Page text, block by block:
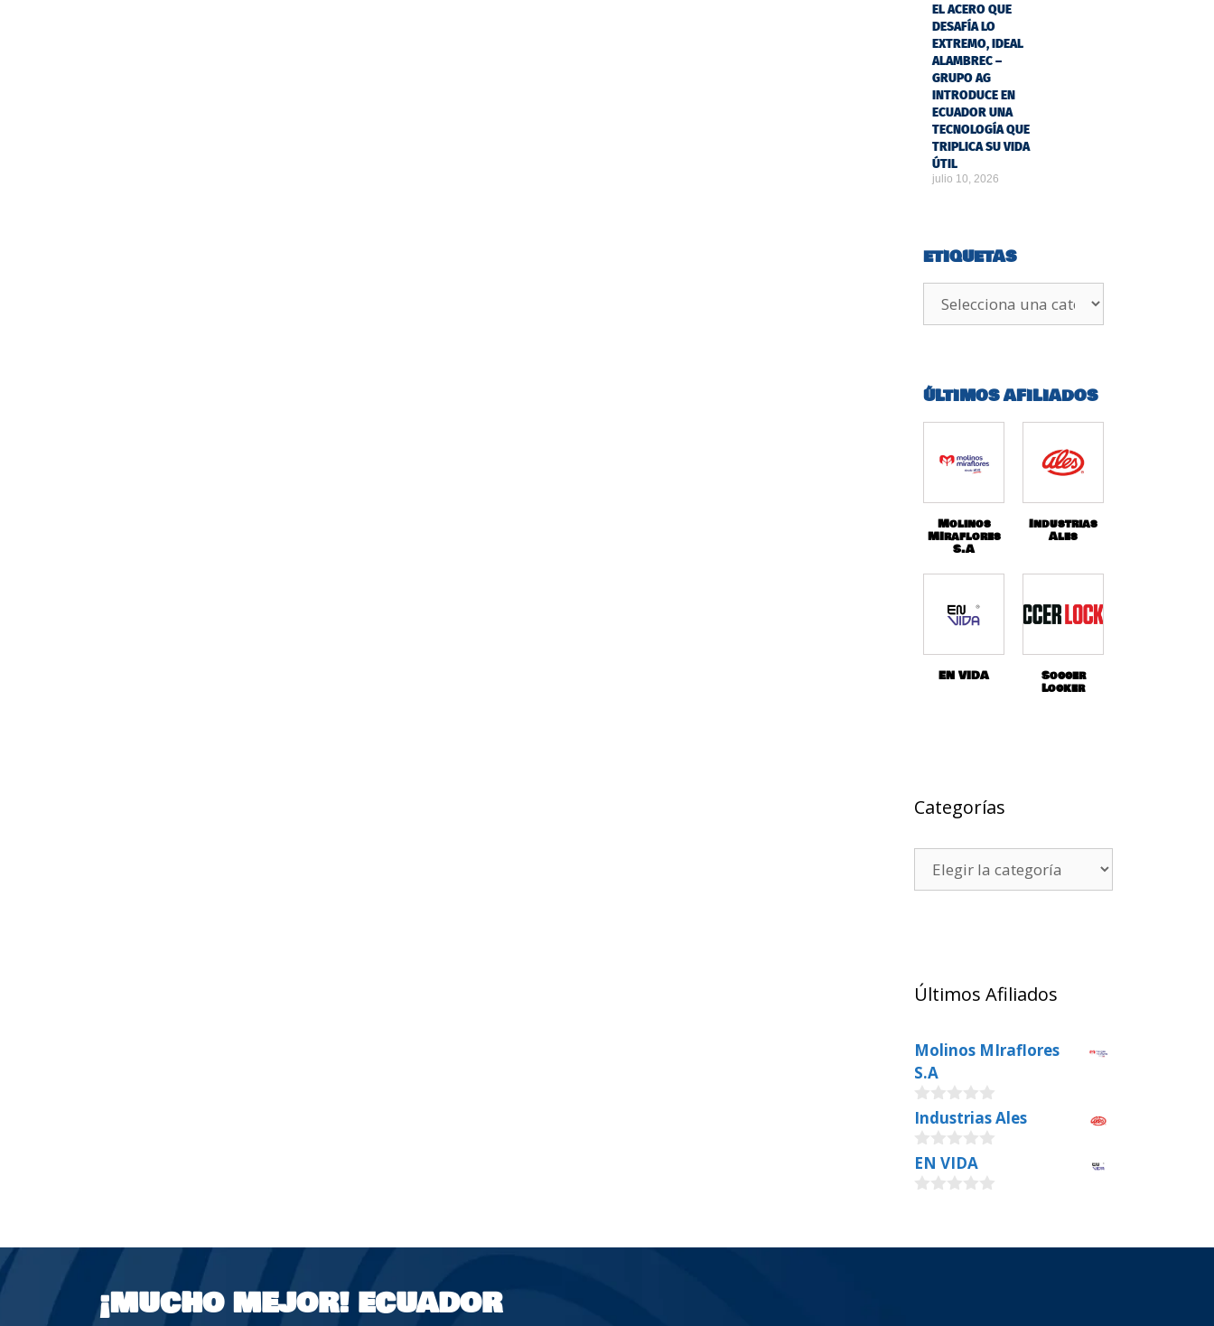
EL ACERO QUE
DESAFÍA LO
EXTREMO, IDEAL
ALAMBREC –
GRUPO AG
INTRODUCE EN
ECUADOR UNA
TECNOLOGÍA QUE
TRIPLICA SU VIDA
ÚTIL
julio 10, 2026
ETIQUETAS
ÚLTIMOS AFILIADOS
Molinos
MIraflores
S.A
Industrias
Ales
EN VIDA Soccer
Locker
Categorías
Últimos Afiliados
Molinos MIraflores
S.A
0
o
u
t
o
f
Industrias Ales
0
o
u
5
EN VIDA
t
¡MUCHO MEJOR! ECUADOR